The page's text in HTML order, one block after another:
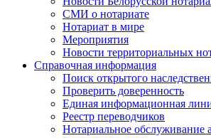
СМИ о нотариате
Нотариат в мире
Мероприятия
Новости территориальных
Справочная информация
Поиск открытого
Проверить доверенность
Единая информационная
Реестр переводчиков
Нотариальное обслуживание